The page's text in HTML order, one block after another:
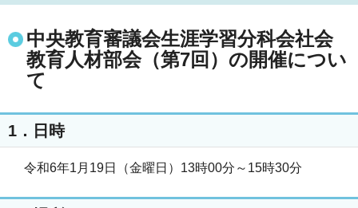
中央教育審議会生涯学習分科会社会
教育人材部会（第7回）の開催につい
て
1．日時
令和6年1月19日（金曜日）13時00分～15時30分